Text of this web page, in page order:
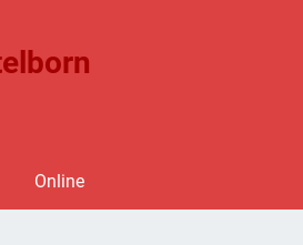
Online